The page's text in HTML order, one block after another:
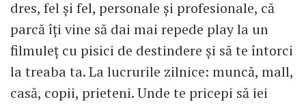
dres, fel și fel, personale și profesionale, că
parcă îți vine să dai mai repede play la un
filmuleț cu pisici de destindere și să te întorci
la treaba ta. La lucrurile zilnice: muncă, mall,
casă, copii, prieteni. Unde te pricepi să iei